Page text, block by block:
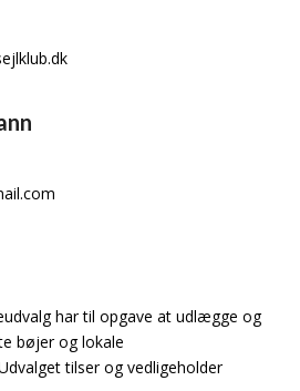
har til opgave at udlægge og
bøjer og lokale
tilser og vedligeholder